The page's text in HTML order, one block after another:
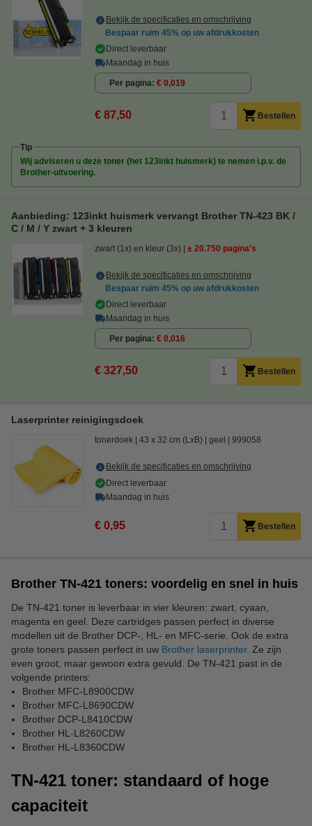
Bekijk de specificaties en omschrijving
Bespaar ruim 45% op uw afdrukkosten
Direct leverbaar
Maandag in huis
Per pagina € 0,019
€ 87,50 Bestellen
Tip
Wij adviseren u deze toner (het 123inkt huismerk) te nemen i.p.v. de
Brother-uitvoering.
Aanbieding: 123inkt huismerk vervangt Brother TN-423 BK /
C / M / Y zwart + 3 kleuren
zwart (1x) en kleur (3x) ± 20.750 pagina's
Bekijk de specificaties en omschrijving
Bespaar ruim 45% op uw afdrukkosten
Direct leverbaar
Maandag in huis
Per pagina € 0,016
€ 327,50 Bestellen
Laserprinter reinigingsdoek
tonerdoek 43 x 32 cm (LxB) geel 999058
Bekijk de specificaties en omschrijving
Direct leverbaar
Maandag in huis
€ 0,95 Bestellen
Brother TN-421 toners: voordelig en snel in huis
De TN-421 toner is leverbaar in vier kleuren: zwart, cyaan,
magenta en geel. Deze cartridges passen perfect in diverse
modellen uit de Brother DCP-, HL- en MFC-serie. Ook de extra
grote toners passen perfect in uw Brother laserprinter. Ze zijn
even groot, maar gewoon extra gevuld. De TN-421 past in de
volgende printers:
Brother MFC-L8900CDW
Brother MFC-L8690CDW
Brother DCP-L8410CDW
Brother HL-L8260CDW
Brother HL-L8360CDW
TN-421 toner: standaard of hoge
capaciteit